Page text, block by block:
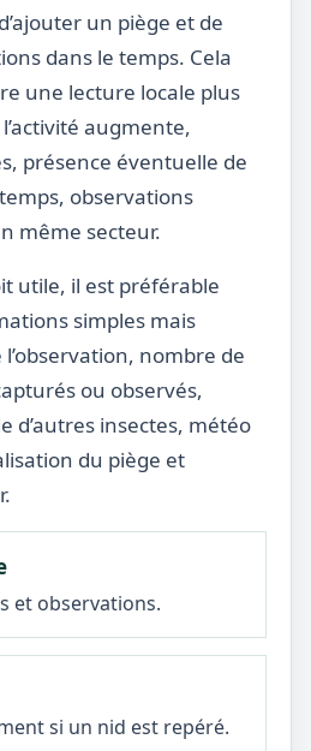
un piège et de
dans le temps. Cela
une lecture locale plus
augmente,
présence éventuelle de
observations
même secteur.
utile, il est préférable
simples mais
nombre de
ou observés,
d’autres insectes, météo
du piège et
et observations.
si un nid est repéré.